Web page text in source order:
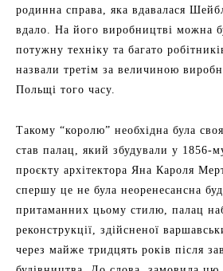
родинна справа, яка вдавалася
вдало. На його виробництві можна
потужну техніку та багато
назвали третім за величиною
Польщі того часу.
Такому “королю” необхідна була
став палац, який збудували у 1856-
проєкту архітектора Яна Кароля
спершу це не була неоренесансна
притаманних цьому стилю, палац
реконструкції, здійсненої
через майже тридцять років після